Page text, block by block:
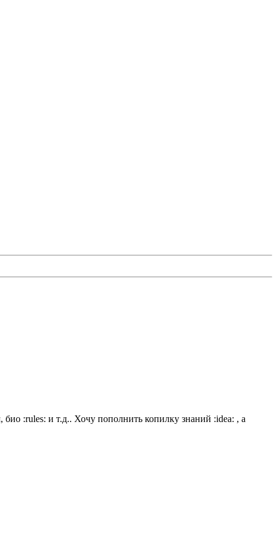
:rules: и т.д.. Хочу пополнить копилку знаний :idea: , а